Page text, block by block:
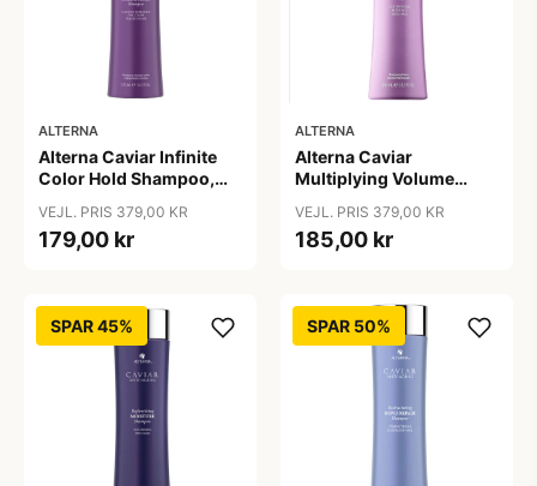
ALTERNA
Alterna Caviar Infinite
Color Hold Shampoo,
VEJL. PRIS 379,00 KR
179,00 kr
ALTERNA
Alterna Caviar
Multiplying Volume
VEJL. PRIS 379,00 KR
185,00 kr
SPAR 45% SPAR 50%